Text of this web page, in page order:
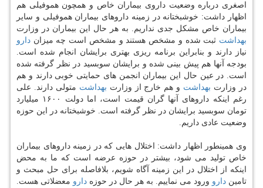
اصغری درباره وضعیت داروی بیماران خاص و همچون هموفیلی هم
اظهار داشت: خوشبختانه در زمینه داروهای بیماران هموفیلی و سایر
بیماران خاص مشكل جدی نداریم. به هر حال این بیماران در وزارت
بهداشت ثبت شده و مشخص هستند و مشخص است چه میزان دارو
نیاز دارند و بنابراین برنامه ریزی بهتری برایشان انجام شده است.
بودجه آنها هم پیش بینی شده و برایشان سوبسید در نظر گرفته شده
است. در عین حال این بیماران انجمن های حمایتی خوبی دارند و هم
در وزارت بهداشت و هم خارج از وزارت بهداشت متولی دارند. علی
رغم اینكه داروهای آنها گران قیمت است، اما دولت ۱۶۰۰ میلیارد
تومان سوبسید برایشان در نظر گرفته است. خوشبختانه در این حوزه
وضعیت عادی داریم.
وی همینطور اظهار داشت: اختلال هایی كه در زمینه داروهای بیماران
خاص تولید می شود، بیشتر در حوزه عرضه است كه ما به محض
اینكه از اختلال در این زمینه آگاه شویم، بلافاصله برای حل مبحث و
تامین دارو ورود می نماییم. به هر حال در حوزه دارو معضلاتی هست.